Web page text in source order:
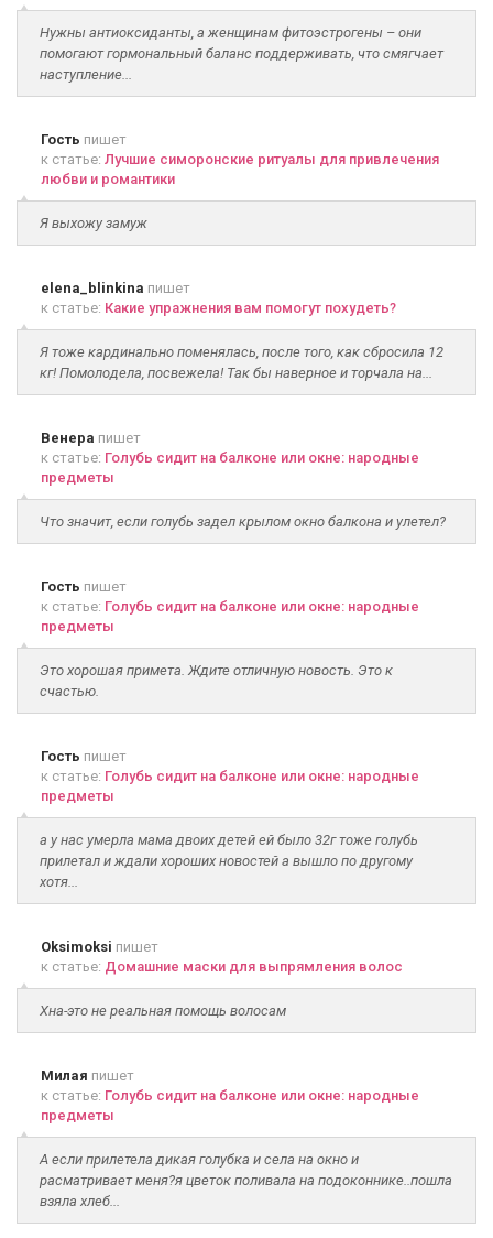
Нужны антиоксиданты, а женщинам фитоэстрогены – они
помогают гормональный баланс поддерживать, что смягчает
наступление...
Гость пишет
к статье: Лучшие симоронские ритуалы для привлечения
любви и романтики
Я выхожу замуж
elena_blinkina пишет
к статье: Какие упражнения вам помогут похудеть?
Я тоже кардинально поменялась, после того, как сбросила 12
кг! Помолодела, посвежела! Так бы наверное и торчала на...
Венера пишет
к статье: Голубь сидит на балконе или окне: народные
предметы
Что значит, если голубь задел крылом окно балкона и улетел?
Гость пишет
к статье: Голубь сидит на балконе или окне: народные
предметы
Это хорошая примета. Ждите отличную новость. Это к
счастью.
Гость пишет
к статье: Голубь сидит на балконе или окне: народные
предметы
а у нас умерла мама двоих детей ей было 32г тоже голубь
прилетал и ждали хороших новостей а вышло по другому
хотя...
Oksimoksi пишет
к статье: Домашние маски для выпрямления волос
Хна-это не реальная помощь волосам
Милая пишет
к статье: Голубь сидит на балконе или окне: народные
предметы
А если прилетела дикая голубка и села на окно и
расматривает меня?я цветок поливала на подоконнике..пошла
взяла хлеб...